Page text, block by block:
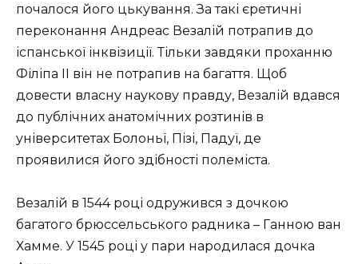
почалося його цькування. За такі єретичні
переконання Андреас Везалій потрапив до
іспанської інквізиції. Тільки завдяки проханню
Філіпа II він не потрапив на багаття. Щоб
довести власну наукову правду, Везалій вдався
до публічних анатомічних розтинів в
університетах Болоньї, Пізі, Падуї, де
проявилися його здібності полеміста.
Везалій в 1544 році одружився з дочкою
багатого брюссельського радника – Ганною ван
Хамме. У 1545 році у пари народилася дочка